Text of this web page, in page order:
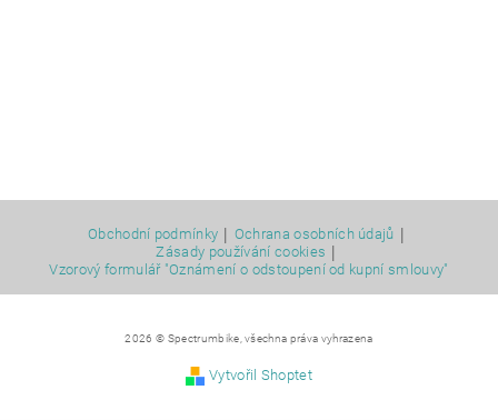
Obchodní podmínky | Ochrana osobních údajů |
Zásady používání cookies |
Vzorový formulář "Oznámení o odstoupení od kupní smlouvy"
2026 © Spectrumbike, všechna práva vyhrazena
Vytvořil Shoptet